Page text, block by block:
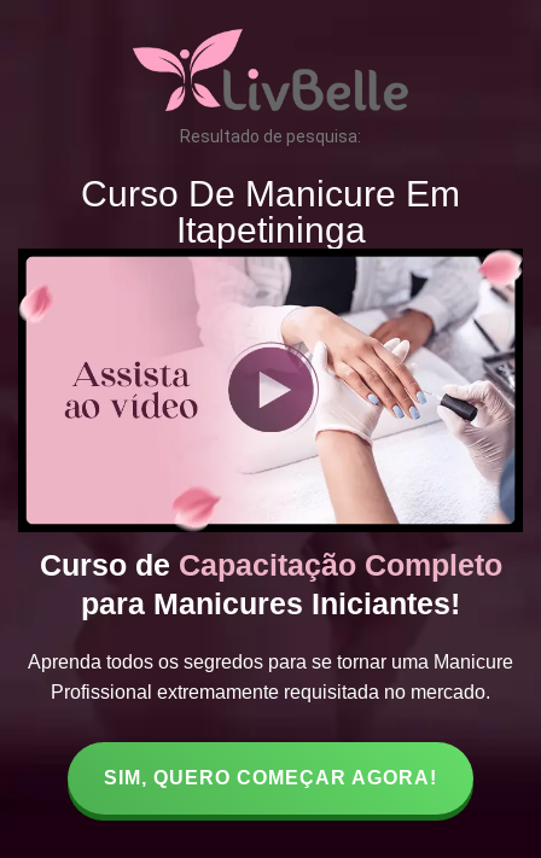
Resultado de pesquisa:
Curso De Manicure Em
Itapetininga
Curso de Capacitação Completo
para Manicures Iniciantes!
Aprenda todos os segredos para se tornar uma Manicure
Profissional extremamente requisitada no mercado.
SIM, QUERO COMEÇAR AGORA!